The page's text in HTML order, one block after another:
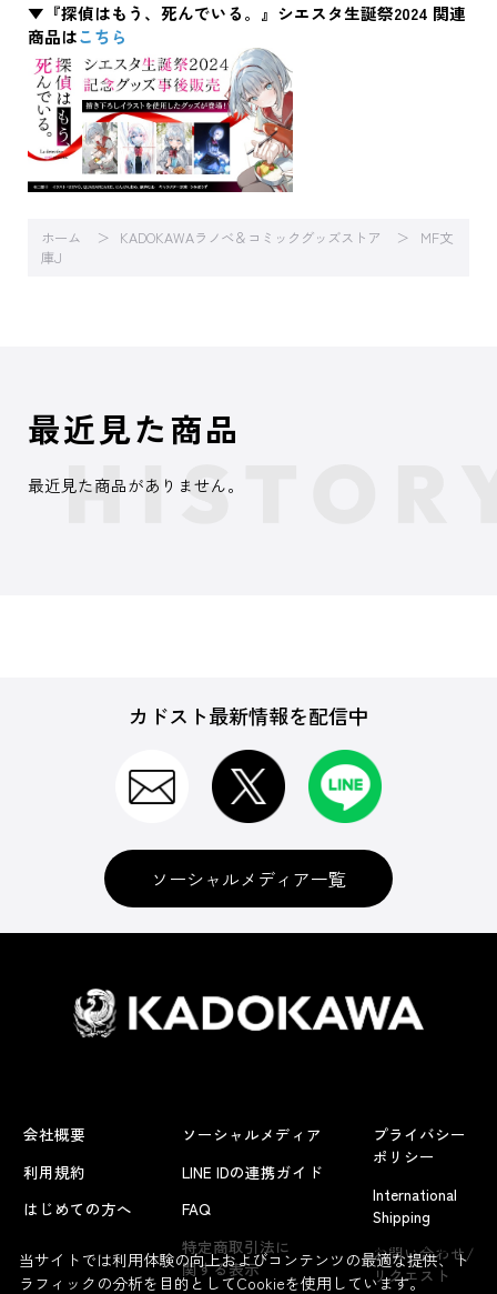
▼『探偵はもう、死んでいる。』シエスタ生誕祭2024 関連
商品はこちら
ホーム KADOKAWAラノベ＆コミックグッズストア
MF文
庫J
よくあるお問い合わせ
最近見た商品
最近見た商品がありません。
カドスト最新情報を配信中
ソーシャルメディア一覧
会社概要
利用規約
はじめての方へ
ソーシャルメディア
LINE IDの連携ガイド
FAQ
特定商取引法に
関する表示
プライバシー
ポリシー
International
Shipping
お問い合わせ/
リクエスト
当サイトでは利用体験の向上およびコンテンツの最適な提供、ト
ラフィックの分析を目的としてCookieを使用しています。